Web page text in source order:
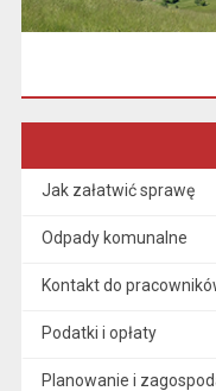
Jak załatwić sprawę
Odpady komunalne
Kontakt do
Podatki i opłaty
Planowanie i